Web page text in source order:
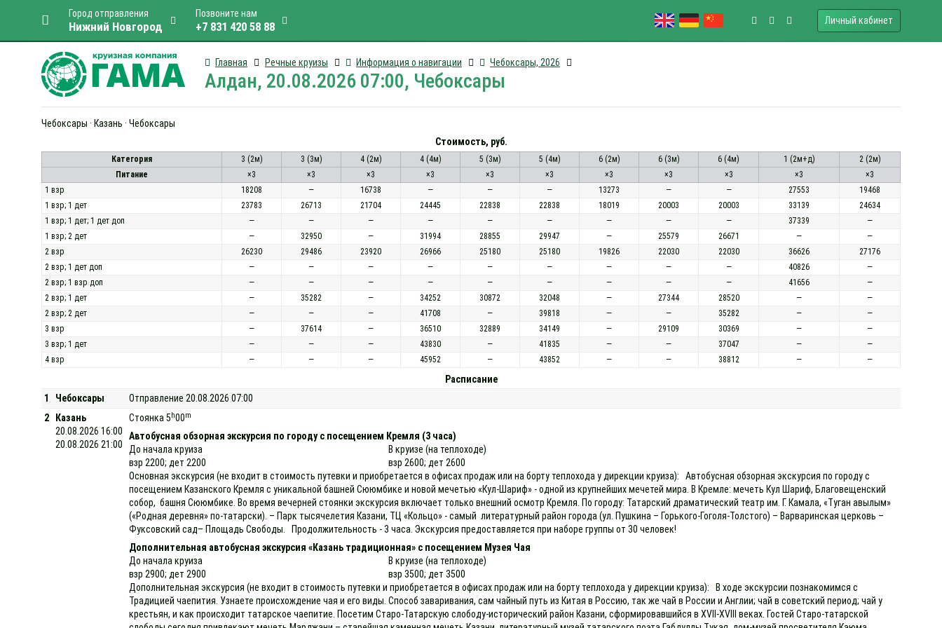
Город отправления
Нижний Новгород
Позвоните нам
+7 831 420 58 88 Личный кабинет
Главная Речные круизы Информация о навигации Чебоксары, 2026
Алдан, 20.08.2026 07:00, Чебоксары
Чебоксары · Казань · Чебоксары
Стоимость, руб.
Категория 3 (2м) 3 (3м) 4 (2м) 4 (4м) 5 (3м) 5 (4м) 6 (2м) 6 (3м) 6 (4м) 1 (2м+д)
2 (2м)
Питание
×3 ×3 ×3 ×3 ×3 ×3 ×3 ×3 ×3 ×3
×3
1 взр
18208 — 16738 — — — 13273 — — 27553
19468
1 взр; 1 дет
23783 26713 21704 24445 22838 22838 18019 20003 20003 33139
24634
1 взр; 1 дет; 1 дет доп
— — — — — — — — — 37339
—
1 взр; 2 дет
— 32950 — 31994 28855 29947 — 25579 26671 —
—
2 взр
26230 29486 23920 26966 25180 25180 19826 22030 22030 36626
27176
2 взр; 1 дет доп
— — — — — — — — — 40826
—
2 взр; 1 взр доп
— — — — — — — — — 41656
—
2 взр; 1 дет
— 35282 — 34252 30872 32048 — 27344 28520 —
—
2 взр; 2 дет
— — — 41708 — 39818 — — 35282 —
—
3 взр
— 37614 — 36510 32889 34149 — 29109 30369 —
—
3 взр; 1 дет
— — — 43830 — 41835 — — 37047 —
—
4 взр
— — — 45952 — 43852 — — 38812 — —
Расписание
1
Чебоксары
Отправление 20.08.2026 07:00
2
Казань
20.08.2026 16:00
20.08.2026 21:00
Стоянка 5h00m
Автобусная обзорная экскурсия по городу с посещением Кремля (3 часа)
До начала круиза
взр 2200; дет 2200
В круизе (на теплоходе)
взр 2600; дет 2600
Основная экскурсия (не входит в стоимость путевки и приобретается в офисах продаж или на борту теплохода у дирекции круиза): Автобусная обзорная экскурсия по городу с
посещением Казанского Кремля с уникальной башней Сююмбике и новой мечетью «Кул-Шариф» - одной из крупнейших мечетей мира. В Кремле: мечеть Кул Шариф, Благовещенский
собор, башня Сююмбике. Во время вечерней стоянки экскурсия включает только внешний осмотр Кремля. По городу: Татарский драматический театр им. Г. Камала, «Туган авылым»
(«Родная деревня» по-татарски). – Парк тысячелетия Казани, ТЦ «Кольцо» - самый литературный район города (ул. Пушкина – Горького-Гоголя-Толстого) – Варваринская церковь –
Фуксовский сад– Площадь Свободы. Продолжительность - 3 часа. Экскурсия предоставляется при наборе группы от 30 человек!
Дополнительная автобусная экскурсия «Казань традиционная» с посещением Музея Чая
До начала круиза
взр 2900; дет 2900
В круизе (на теплоходе)
взр 3500; дет 3500
Дополнительная экскурсия (не входит в стоимость путевки и приобретается в офисах продаж или на борту теплохода у дирекции круиза): В ходе экскурсии познакомимся с
Традицией чаепития. Узнаете происхождение чая и его виды. Способ заваривания, сам чайный путь из Китая в Россию, так же чай в России и Англии; чай в советский период; чай у
крестьян, и как происходит татарское чаепитие. Посетим Старо-Татарскую слободу-исторический район Казани, сформировавшийся в XVII-XVIII веках. Гостей Старо-татарской